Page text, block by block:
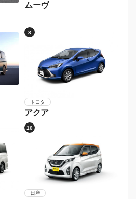
ムーヴ
8
トヨタ
アクア
10
日産